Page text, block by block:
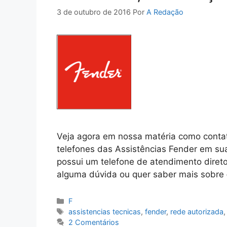
3 de outubro de 2016 Por A Redação
Veja agora em nossa matéria como
telefones das Assistências Fender em
possui um telefone de atendimento
alguma dúvida ou quer saber mais
Categorias
F
Tags
assistencias tecnicas,fender, rede autorizada,
2 Comentários